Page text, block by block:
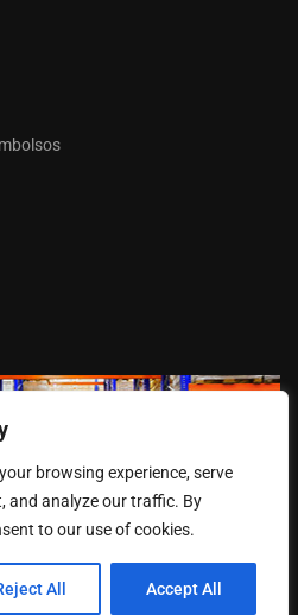
browsing experience, serve
and analyze our traffic. By
to our use of cookies.
All Accept All
nosotros
Entrar
© FERPASA 2025 –